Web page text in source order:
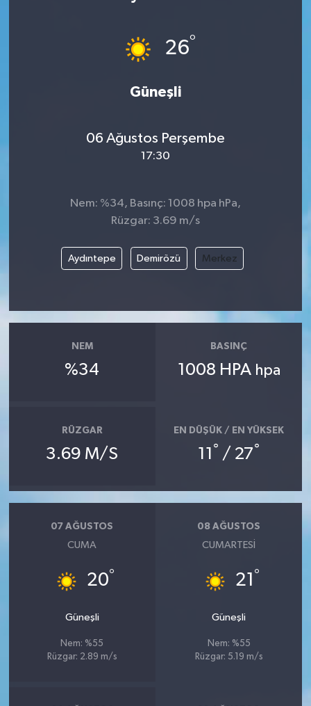
26°
Güneşli
06 Ağustos Perşembe
17:30
Nem: %34, Basınç: 1008 hpa hPa,
Rüzgar: 3.69 m/s
Aydıntepe Demirözü Merkez
NEM
%34
BASINÇ
1008 HPA hpa
RÜZGAR
3.69 M/S
EN DÜŞÜK / EN YÜKSEK
° / 27°
07 AĞUSTOS
CUMA
20°
Güneşli
Nem: %55
Rüzgar: 2.89 m/s
08 AĞUSTOS
CUMARTESI
21 °
Güneşli
Nem: %55
Rüzgar: 5.19 m/s